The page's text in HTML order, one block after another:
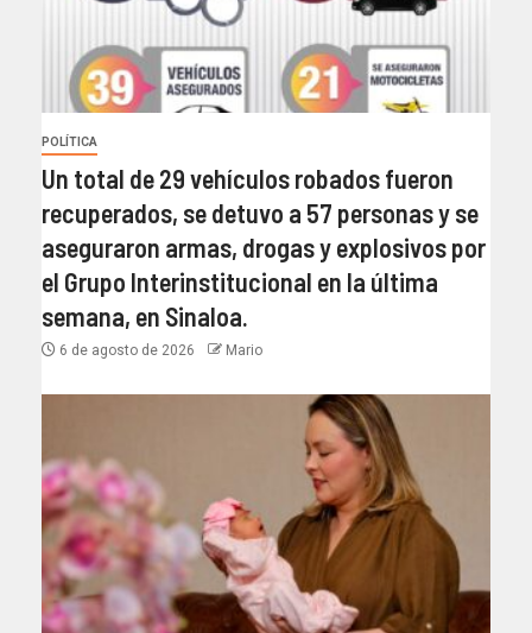
POLÍTICA
Un total de 29 vehículos robados fueron
recuperados, se detuvo a 57 personas y se
aseguraron armas, drogas y explosivos por
el Grupo Interinstitucional en la última
semana, en Sinaloa.
6 de agosto de 2026 Mario